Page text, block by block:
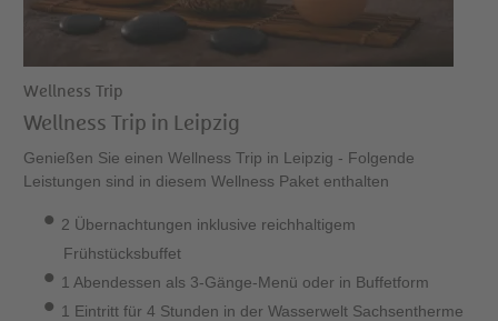
Wellness Trip
Wellness Trip in Leipzig
Genießen Sie einen Wellness Trip in Leipzig - Folgende
Leistungen sind in diesem Wellness Paket enthalten
2 Übernachtungen inklusive reichhaltigem
Frühstücksbuffet
1 Abendessen als 3-Gänge-Menü oder in Buffetform
1 Eintritt für 4 Stunden in der Wasserwelt Sachsentherme